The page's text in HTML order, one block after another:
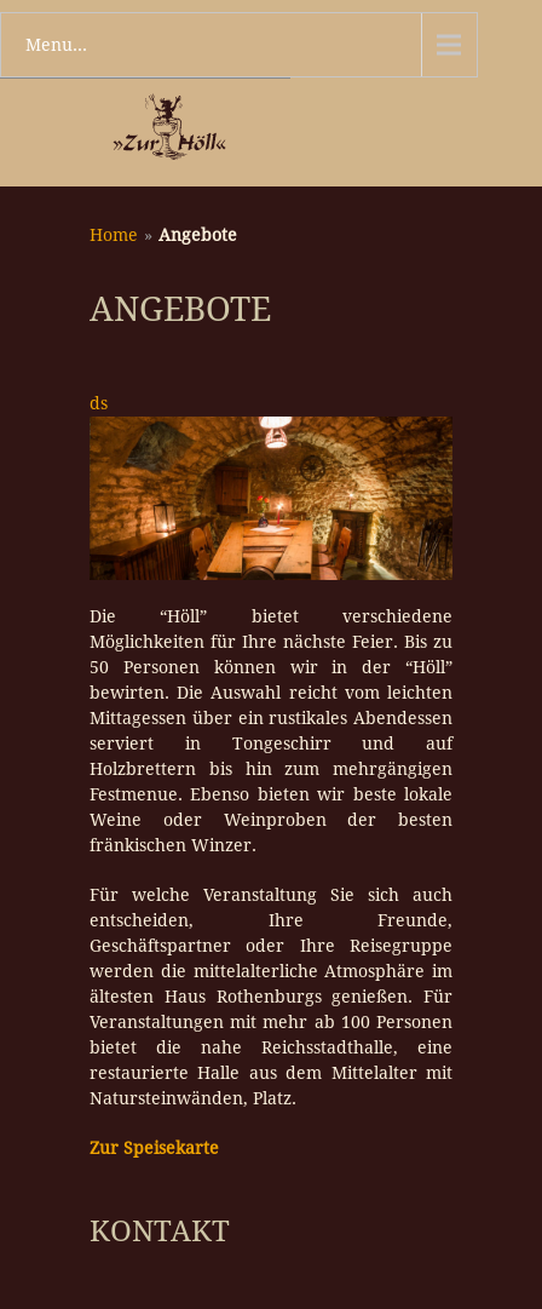
Menu...
Home » Angebote
ANGEBOTE
ds
Die “Höll” bietet verschiedene
Möglichkeiten für Ihre nächste Feier. Bis zu
50 Personen können wir in der “Höll”
bewirten. Die Auswahl reicht vom leichten
Mittagessen über ein rustikales Abendessen
serviert in Tongeschirr und auf
Holzbrettern bis hin zum mehrgängigen
Festmenue. Ebenso bieten wir beste lokale
Weine oder Weinproben der besten
fränkischen Winzer.
Für welche Veranstaltung Sie sich auch
entscheiden, Ihre Freunde,
Geschäftspartner oder Ihre Reisegruppe
werden die mittelalterliche Atmosphäre im
ältesten Haus Rothenburgs genießen. Für
Veranstaltungen mit mehr ab 100 Personen
bietet die nahe Reichsstadthalle, eine
restaurierte Halle aus dem Mittelalter mit
Natursteinwänden, Platz.
Zur Speisekarte
KONTAKT